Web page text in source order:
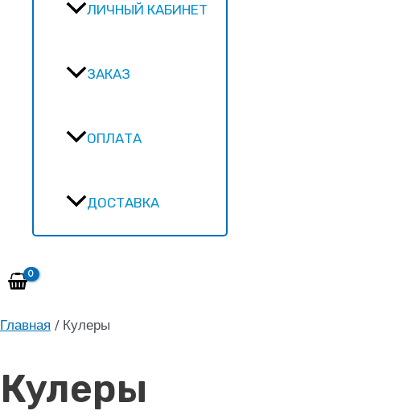
ЛИЧНЫЙ КАБИНЕТ
ЗАКАЗ
ОПЛАТА
ДОСТАВКА
Главная / Кулеры
Кулеры